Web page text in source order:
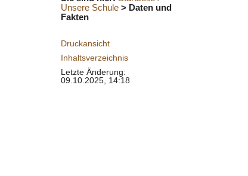
Unsere Schule > Daten und
Fakten
Druckansicht
Inhaltsverzeichnis
Letzte Änderung:
09.10.2025, 14:18